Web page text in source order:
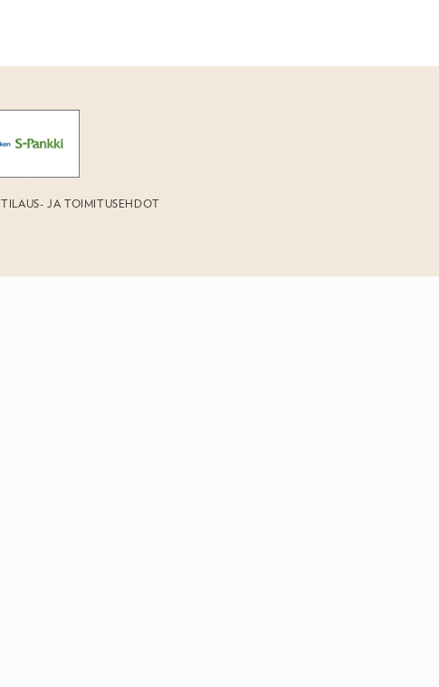
TILAUS- JA TOIMITUSEHDOT